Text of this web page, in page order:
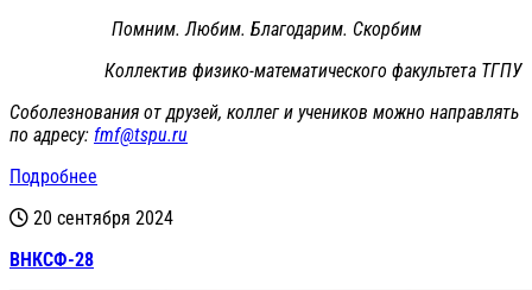
Помним. Любим. Благодарим. Скорбим
Коллектив физико-математического факультета ТГПУ
Соболезнования от друзей, коллег и учеников можно направлять
по адресу: fmf@tspu.ru
Подробнее
20 сентября 2024
ВНКСФ-28